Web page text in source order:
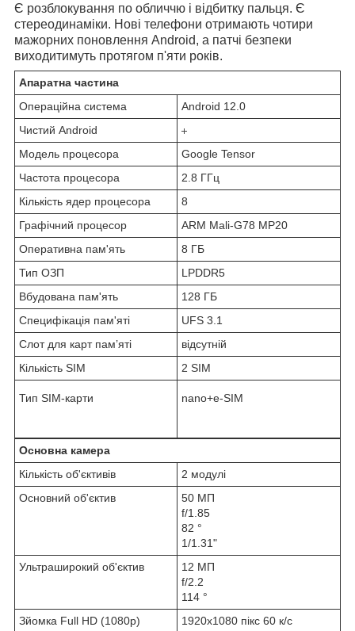
Є розблокування по обличчю і відбитку пальця. Є
стереодинаміки. Нові телефони отримають чотири
мажорних поновлення Android, а патчі безпеки
виходитимуть протягом п'яти років.
Апаратна частина
Операційна система
Android 12.0
Чистий Android
Модель процесора
Google Tensor
Частота процесора
2.8 ГГц
Кількість ядер процесора
8
Графічний процесор
ARM Mali-G78 MP20
Оперативна пам'ять
8 ГБ
Тип ОЗП
LPDDR5
Вбудована пам'ять
128 ГБ
Специфікація пам'яті
UFS 3.1
Слот для карт пам’яті
відсутній
Кількість SIM
2 SIM
Тип SIM-карти nano+e-SIM
Основна камера
Кількість об'єктивів
2 модулі
Основний об'єктив
50 МП
f/1.85
82 °
1/1.31"
Ультраширокий об'єктив
12 МП
f/2.2
114 °
Зйомка Full HD (1080p)
1920х1080 пікс 60 к/с